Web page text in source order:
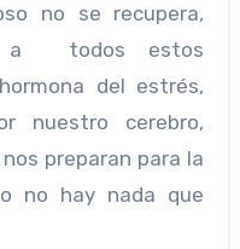
no se recupera,
a todos estos
del estrés,
nuestro cerebro,
preparan para la
no hay nada que